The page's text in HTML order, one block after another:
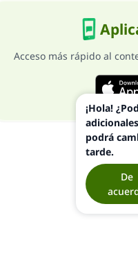
Acceso más rápido al
¡Hola!
podrá
tarde.
De